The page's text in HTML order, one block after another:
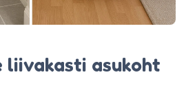
asukoht